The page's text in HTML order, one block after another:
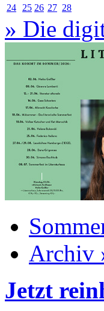
24
25 26 27 28
» Die
Archiv
Jetzt